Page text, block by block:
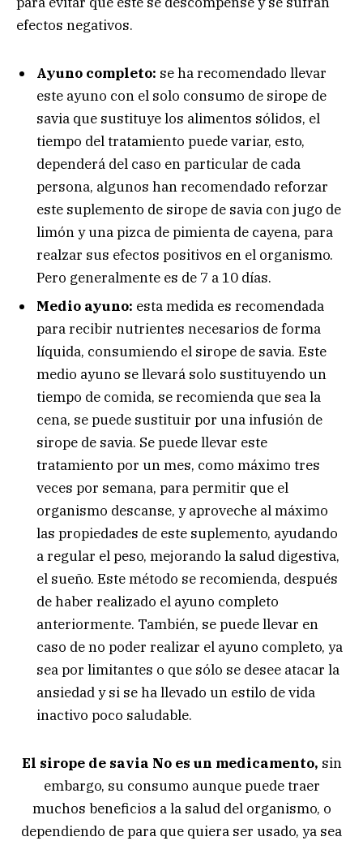
efectos negativos.
Ayuno completo: se ha recomendado llevar
este ayuno con el solo consumo de sirope de
savia que sustituye los alimentos sólidos, el
tiempo del tratamiento puede variar, esto,
dependerá del caso en particular de cada
persona, algunos han recomendado reforzar
este suplemento de sirope de savia con jugo de
limón y una pizca de pimienta de cayena, para
realzar sus efectos positivos en el organismo.
Pero generalmente es de 7 a 10 días.
Medio ayuno: esta medida es recomendada
para recibir nutrientes necesarios de forma
líquida, consumiendo el sirope de savia. Este
medio ayuno se llevará solo sustituyendo un
tiempo de comida, se recomienda que sea la
cena, se puede sustituir por una infusión de
sirope de savia. Se puede llevar este
tratamiento por un mes, como máximo tres
veces por semana, para permitir que el
organismo descanse, y aproveche al máximo
las propiedades de este suplemento, ayudando
a regular el peso, mejorando la salud digestiva,
el sueño. Este método se recomienda, después
de haber realizado el ayuno completo
anteriormente. También, se puede llevar en
caso de no poder realizar el ayuno completo, ya
sea por limitantes o que sólo se desee atacar la
ansiedad y si se ha llevado un estilo de vida
inactivo poco saludable.
El sirope de savia No es un medicamento, sin
embargo, su consumo aunque puede traer
muchos beneficios a la salud del organismo, o
dependiendo de para que quiera ser usado, ya sea